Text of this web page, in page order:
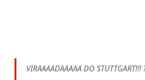
VIRAAAADAAAAA DO STUTTGART!!!